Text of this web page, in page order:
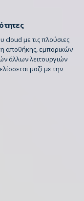
cloud με τις πλούσιες
αποθήκης, εμπορικών
άλλων λειτουργιών
μαζί με την